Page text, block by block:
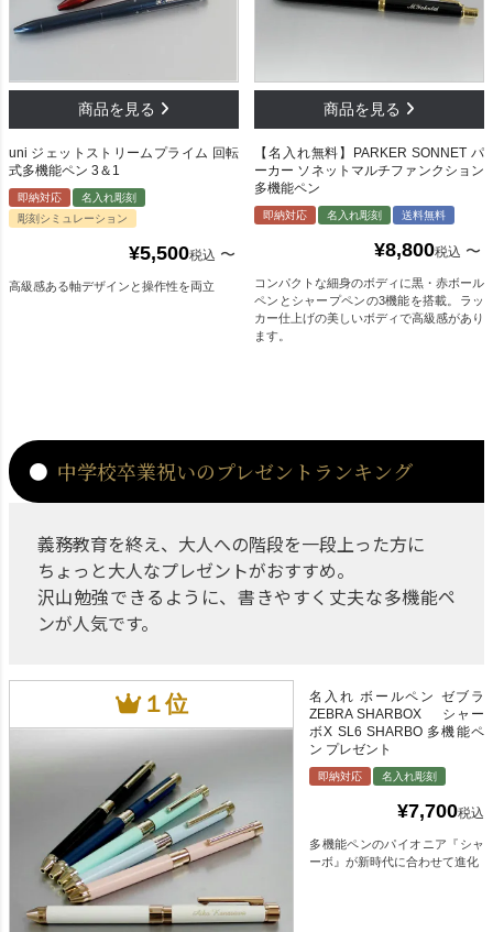
uni ジェットストリームプライム 回転
式多機能ペン 3＆1
即納対応
名入れ彫刻
彫刻シミュレーション
¥5,500税込 〜
高級感ある軸デザインと操作性を両立
【名入れ無料】PARKER SONNET パ
ーカー ソネットマルチファンクション
多機能ペン
即納対応 名入れ彫刻 送料無料
¥8,800税込 〜
コンパクトな細身のボディに黒・赤ボール
ペンとシャープペンの3機能を搭載。ラッ
カー仕上げの美しいボディで高級感があり
ます。
中学校卒業祝いのプレゼントランキング
義務教育を終え、大人への階段を一段上った方に
ちょっと大人なプレゼントがおすすめ。
沢山勉強できるように、書きやすく丈夫な多機能ペ
ンが人気です。
名入れ ボールペン ゼブラ
ZEBRA SHARBOX シャー
ボX SL6 SHARBO 多機能ペ
ン プレゼント
即納対応 名入れ彫刻
¥7,700税込
多機能ペンのパイオニア『シャ
ーボ』が新時代に合わせて進化